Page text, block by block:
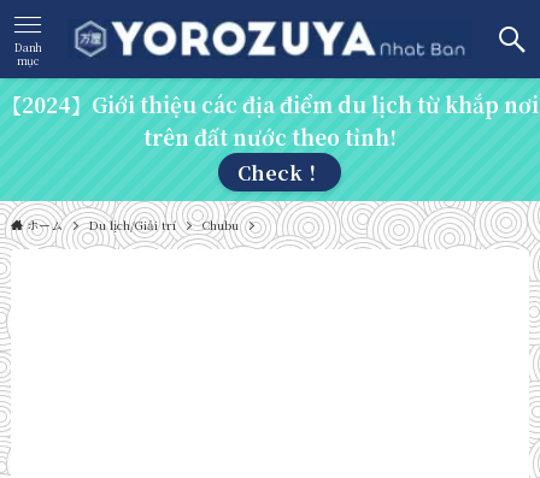
Danh
mục
【2024】Giới thiệu các địa điểm du lịch từ khắp nơi
trên đất nước theo tỉnh!
Check！
ホーム Du lịch/Giải trí Chubu